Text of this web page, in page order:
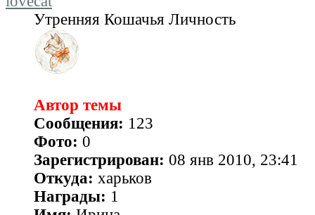
Утренняя Кошачья Личность
Автор темы
Сообщения: 123
Фото: 0
Зарегистрирован: 08 янв 2010, 23:41
Откуда: харьков
Награды: 1